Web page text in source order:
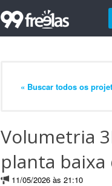
« Buscar todos os
Volumetria
planta baixa
11/05/2026 às 21:10